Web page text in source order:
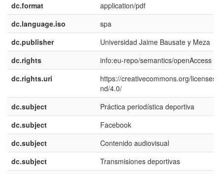
dc.format
application/pdf
dc.language.iso
spa
dc.publisher
Universidad Jaime Bausate y Meza
dc.rights
info:eu-repo/semantics/openAccess
dc.rights.uri
https://creativecommons.org/licenses/
nd/4.0/
dc.subject
Práctica periodística deportiva
dc.subject
Facebook
dc.subject
Contenido audiovisual
dc.subject
Transmisiones deportivas